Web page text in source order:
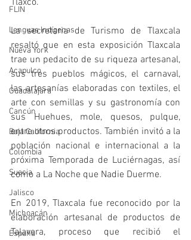
FLIN
Lenguas Indígenas
Nueva York
Acapulco
Guadalajara
Cancún
Baja California
Colombia
Suecia
Jalisco
Michoacán
España
Tlaxco.
La secretaria de Turismo de Tlaxcala
resaltó que en esta exposición Tlaxcala
trae un pedacito de su riqueza artesanal,
sus tres pueblos mágicos, el carnaval,
las artesanías elaboradas con textiles, el
arte con semillas y su gastronomía con
sus Huehues, mole, quesos, pulque,
entre otros productos. También invitó a la
población nacional e internacional a la
próxima Temporada de Luciérnagas, así
como a La Noche que Nadie Duerme.
En 2019, Tlaxcala fue reconocido por la
elaboración artesanal de productos de
Talavera, proceso que recibió el